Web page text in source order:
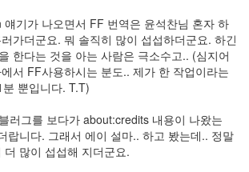
얘기가 나오면서 FF 번역은 윤석찬님 혼자 하
가더군요. 뭐 솔직히 많이 섭섭하더군요. 하긴
한다는 것을 아는 사람은 극소수고.. (심지어
서 FF사용하시는 분도.. 제가 한 작업이라는
뿐입니다. T.T)
러그를 보다가 about:credits 내용이 나왔는
랍니다. 그래서 에이 설마.. 하고 봤는데.. 정말
많이 섭섭해 지더군요.